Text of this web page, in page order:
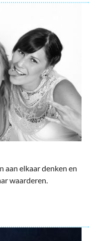
aan elkaar denken en
waarderen.